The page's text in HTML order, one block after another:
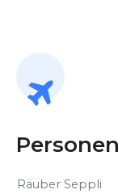
Räuber Seppli